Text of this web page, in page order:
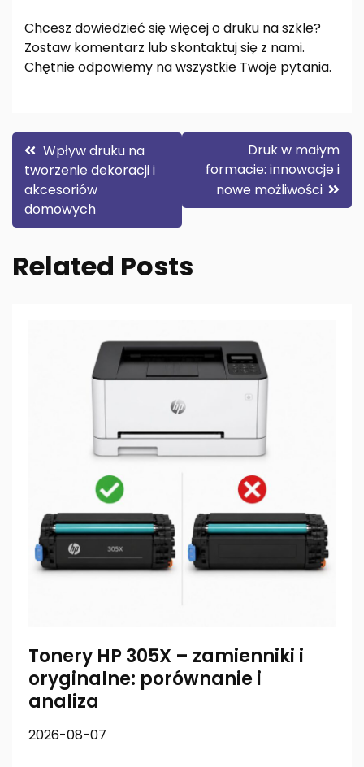
Chcesz dowiedzieć się więcej o druku na szkle?
Zostaw komentarz lub skontaktuj się z nami.
Chętnie odpowiemy na wszystkie Twoje pytania.
Nawigacja
wpisu
Wpływ druku na
tworzenie dekoracji i
akcesoriów
domowych
Druk w małym
formacie: innowacje i
nowe możliwości
Related Posts
Tonery HP 305X – zamienniki i
oryginalne: porównanie i
analiza
2026-08-07